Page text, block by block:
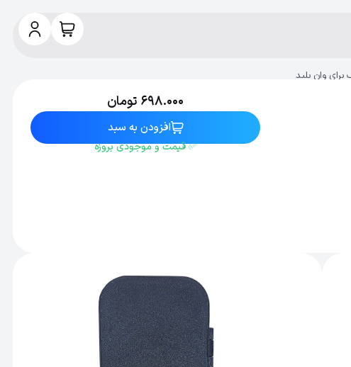
698.000 تومان
افزودن به سبد
✅ قیمت و موجودی بروزه